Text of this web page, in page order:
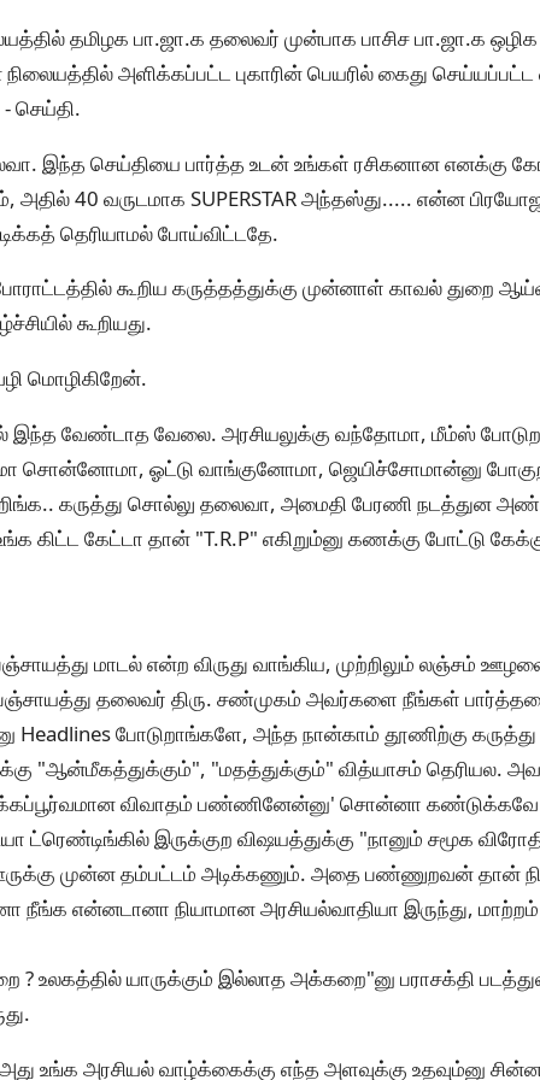
தமிழக பா.ஜா.க தலைவர் முன்பாக பாசிச பா.ஜா.க
அளிக்கப்பட்ட புகாரின் பெயரில் கைது செய்யப்பட்ட
- செய்தி.
இந்த செய்தியை பார்த்த உடன் உங்கள் ரசிகனான எனக்கு
அதில் 40 வருடமாக SUPERSTAR அந்தஸ்து..... என்ன
தெரியாமல் போய்விட்டதே.
கூறிய கருத்தத்துக்கு முன்னாள் காவல் துறை
கூறியது.
மொழிகிறேன்.
இந்த வேண்டாத வேலை. அரசியலுக்கு வந்தோமா, மீம்ஸ்
சொன்னோமா, ஓட்டு வாங்குனோமா, ஜெயிச்சோமான்னு
கருத்து சொல்லு தலைவா, அமைதி பேரணி நடத்துன
கிட்ட கேட்டா தான் "T.R.P" எகிறும்னு கணக்கு போட்டு
மாடல் என்ற விருது வாங்கிய, முற்றிலும் லஞ்சம்
பஞ்சாயத்து தலைவர் திரு. சண்முகம் அவர்களை நீங்கள்
Headlines போடுறாங்களே, அந்த நான்காம் தூணிற்கு
"ஆன்மீகத்துக்கும்", "மதத்துக்கும்" வித்யாசம் தெரியல.
விவாதம் பண்ணினேன்னு' சொன்னா கண்டுக்கவே
ட்ரெண்டிங்கில் இருக்குற விஷயத்துக்கு "நானும் சமூக
முன்ன தம்பட்டம் அடிக்கணும். அதை பண்ணுறவன் தான்
நீங்க என்னடானா நியாமான அரசியல்வாதியா இருந்து,
உலகத்தில் யாருக்கும் இல்லாத அக்கறை"னு பராசக்தி படத்துல
அது உங்க அரசியல் வாழ்க்கைக்கு எந்த அளவுக்கு உதவும்னு